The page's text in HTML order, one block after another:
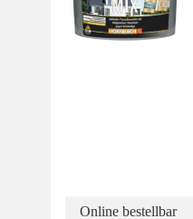
Online bestellbar